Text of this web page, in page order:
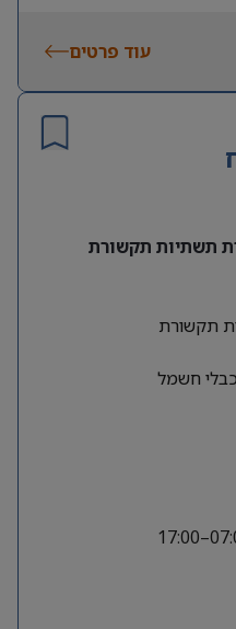
עוד פרטים
תשתיות תקשורת
תקשורת
חשמל